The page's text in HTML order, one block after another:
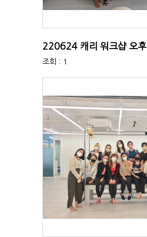
220624 캐리 워크샵 오후
조회 : 1